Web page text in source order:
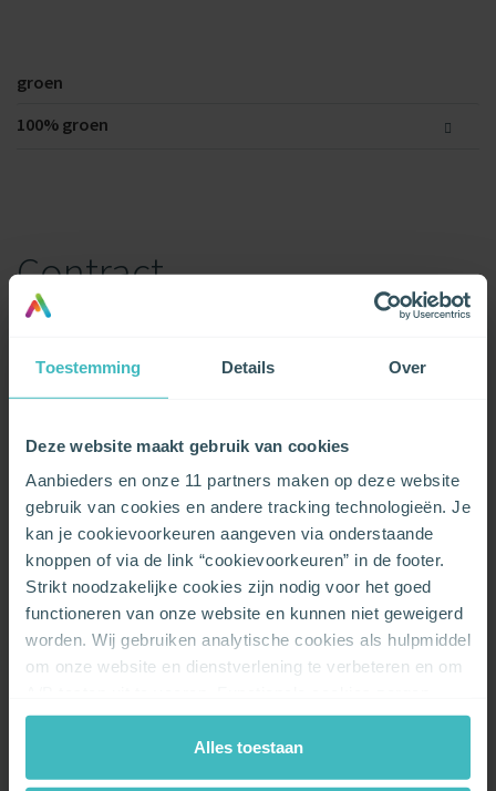
Toestemming Details Over
Deze website maakt gebruik van cookies
Aanbieders en onze 11 partners maken op deze website
gebruik van cookies en andere tracking technologieën. Je
kan je cookievoorkeuren aangeven via onderstaande
knoppen of via de link “cookievoorkeuren” in de footer.
Strikt noodzakelijke cookies zijn nodig voor het goed
functioneren van onze website en kunnen niet geweigerd
worden. Wij gebruiken analytische cookies als hulpmiddel
om onze website en dienstverlening te verbeteren en om
ervoor dat je onze chat kan gebruiken en de embedded
video’s van Vimeo kan afspelen. Wij en onze partners
gebruiken marketingcookies om je surfgedrag in kaart te
Alles toestaan
groen
100% groen
Contract
Product
ComfortFlex
Tarief
Variabel tarief
Groene oorsprong
100.00%